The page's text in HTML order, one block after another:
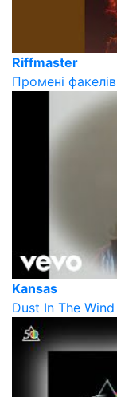
Riffmaster
Промені факелів
Kansas
Dust In The Wind